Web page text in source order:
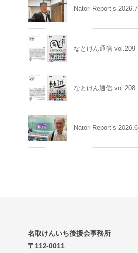
Natori Report’s 2026.7
なとけん通信 vol.209
なとけん通信 vol.208
Natori Report’s 2026.6
名取けんいち後援会事務所
〒112-0011